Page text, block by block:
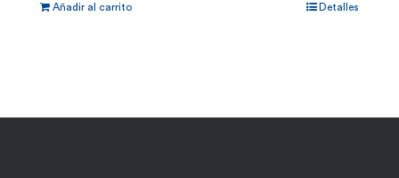
Añadir al carrito Detalles